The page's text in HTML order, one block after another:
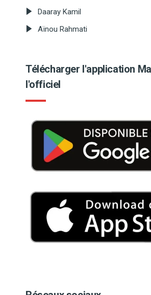
Daaray Kamil
Aïnou Rahmati
Télécharger l'application
l'officiel